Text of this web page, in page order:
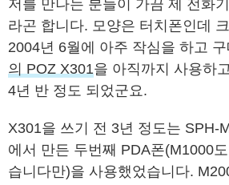
저를 만나는 분들이 가끔 제 전화
라곤 합니다. 모양은 터치폰인데
2004년 6월에 아주 작심을 하고
의 POZ X301을 아직까지 사용하
4년 반 정도 되었군요.
X301을 쓰기 전 3년 정도는 SPH-
에서 만든 두번째 PDA폰(M1000
습니다만)을 사용했었습니다.